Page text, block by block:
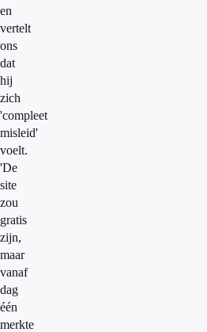
en
vertelt
ons
dat
hij
zich
'compleet
misleid'
voelt.
'De
site
zou
gratis
zijn,
maar
vanaf
dag
één
merkte